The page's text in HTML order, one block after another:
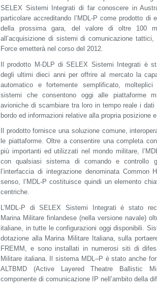
SELEX Sistemi Integrati di far conoscere in
particolare accreditando l’MDL-P come prodotto di
della prossima gara, del valore di oltre 100
all’acquisizione di sistemi di comunicazione tattici,
Force emetterà nel corso del 2012.
Il prodotto M-DLP di SELEX Sistemi Integrati è
degli ultimi dieci anni per offrire al mercato la
automatico e fortemente semplificato,
sistemi che consentono oggi alle piattaforme
avioniche di scambiare tra loro in tempo reale i
bordo ed informazioni relative alla propria posizione
Il prodotto fornisce una soluzione comune,
le piattaforme. Oltre a consentire una completa
più importanti ed utilizzati nel mondo militare,
con qualsiasi sistema di comando e controllo
l’interfaccia di integrazione denominata Common
senso, l’MDL-P costituisce quindi un elemento
centriche.
L’MDL-P di SELEX Sistemi Integrati è stato
Marina Militare finlandese (nella versione navale)
italiane, in tutte le configurazioni oggi disponibili.
dotazione alla Marina Militare Italiana, sulla
FREMM, e sono installati in numerosi siti di
Militare italiana. Il sistema MDL–P è stato anche
ALTBMD (Active Layered Theatre Ballistic
componente di comunicazione IP nell’ambito della